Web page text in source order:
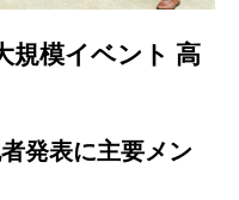
規模イベント 高
発表に主要メン